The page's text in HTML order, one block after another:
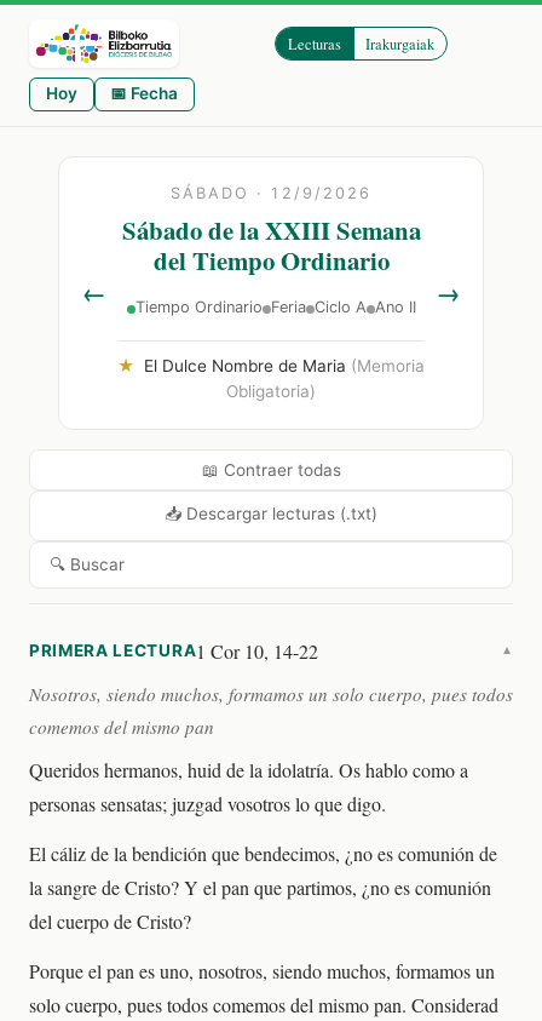
Lecturas Irakurgaiak
Hoy 📅 Fecha
← →
SÁBADO · 12/9/2026
Sábado de la XXIII Semana
del Tiempo Ordinario
Tiempo Ordinario Feria Ciclo A Ano II
★ El Dulce Nombre de Maria (Memoria
Obligatoria)
📖 Contraer todas
📥 Descargar lecturas (.txt)
🔍 Buscar
PRIMERA LECTURA1 Cor 10, 14-22 ▼
Nosotros, siendo muchos, formamos un solo cuerpo, pues todos
comemos del mismo pan
Queridos hermanos, huid de la idolatría. Os hablo como a
personas sensatas; juzgad vosotros lo que digo.
El cáliz de la bendición que bendecimos, ¿no es comunión de
la sangre de Cristo? Y el pan que partimos, ¿no es comunión
del cuerpo de Cristo?
Porque el pan es uno, nosotros, siendo muchos, formamos un
solo cuerpo, pues todos comemos del mismo pan. Considerad